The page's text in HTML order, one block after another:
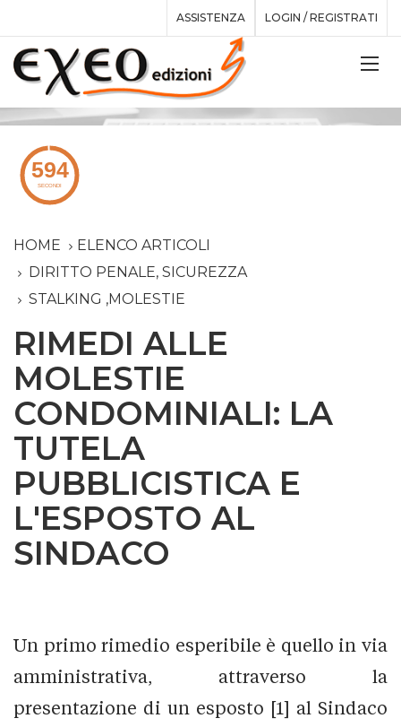
ASSISTENZA LOGIN / REGISTRATI
HOME
ELENCO ARTICOLI
DIRITTO PENALE, SICUREZZA
STALKING ,MOLESTIE
RIMEDI ALLE
MOLESTIE
CONDOMINIALI: LA
TUTELA
PUBBLICISTICA E
L'ESPOSTO AL
SINDACO
Un primo rimedio esperibile è quello in via
amministrativa, attraverso la
presentazione di un esposto [1] al Sindaco